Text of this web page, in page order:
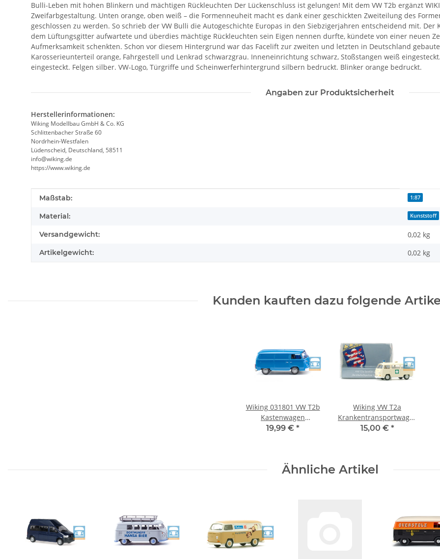
Bulli-Leben mit hohen Blinkern und mächtigen Rückleuchten Der Lückenschluss ist gelungen! Mit dem VW T2b ergänzt
Zweifarbgestaltung. Unten orange, oben weiß – die Formenneuheit macht es dank einer geschickten Zweiteilung des
geschlossen zu werden. So schrieb der VW Bulli die Autogeschichte Europas in den Siebzigerjahren entscheidend mit.
dem Lüftungsgitter aufwartete und überdies mächtige Rückleuchten sein Eigen nennen durfte, kündete von einer neuen
Aufmerksamkeit schenkten. Schon vor diesem Hintergrund war das Facelift zur zweiten und letzten in Deutschland
Karosserieunterteil orange, Fahrgestell und Lenkrad schwarzgrau. Inneneinrichtung schwarz, Stoßstangen weiß
eingesteckt. Felgen silber. VW-Logo, Türgriffe und Scheinwerferhintergrund silbern bedruckt. Blinker orange bedruckt.
Angaben zur Produktsicherheit
Herstellerinformationen:
Wiking Modellbau GmbH & Co. KG
Schlittenbacher Straße 60
Nordrhein-Westfalen
Lüdenscheid, Deutschland, 58511
info@wiking.de
https://www.wiking.de
Produkteigenschaft
Wert
Maßstab: 1:87
Material: Kunststoff
Versandgewicht: 0,02 kg
Artikelgewicht: 0,02 kg
Kunden kauften dazu folgende
Wiking 031801 VW T2b
Kastenwagen
himmelblau
19,99 € *
Wiking VW T2a
Krankentransportwagen
"Bereitschaftspolizei
15,00 € *
Ähnliche Artikel